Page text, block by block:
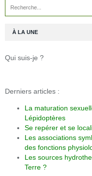
À LA UNE
Qui suis-je ?
Derniers articles :
La maturation
Lépidoptères
Se repérer et se
Les associations
des fonctions
Les sources
Terre ?